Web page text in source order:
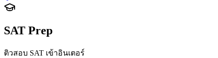
SAT Prep
ติวสอบ SAT เข้าอินเตอร์